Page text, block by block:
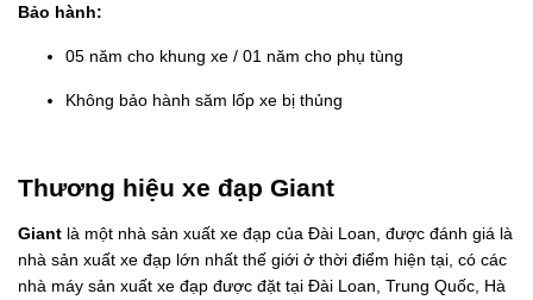
Bảo hành:
05 năm cho khung xe / 01 năm cho phụ tùng
Không bảo hành săm lốp xe bị thủng
Thương hiệu xe đạp Giant
Giant là một nhà sản xuất xe đạp của Đài Loan, được đánh giá là
nhà sản xuất xe đạp lớn nhất thế giới ở thời điểm hiện tại, có các
nhà máy sản xuất xe đạp được đặt tại Đài Loan, Trung Quốc, Hà